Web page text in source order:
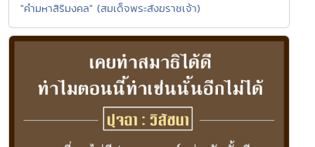
"คำมหาสิริมงคล" (สมเด็จพระสังฆราชเจ้า)